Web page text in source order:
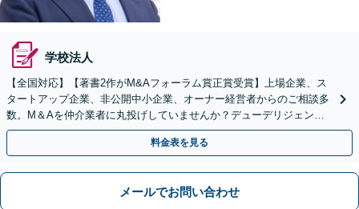
学校法人
【全国対応】【著書2作がM&Aフォーラム賞正賞受賞】上場企業、ス
タートアップ企業、非公開中小企業、オーナー経営者からのご相談多
数。M＆Aを仲介業者に丸投げしていませんか？デューデリジェンス
や契約書作成・交渉はお任せください【初回無料】
料金表を見る
メールでお問い合わせ